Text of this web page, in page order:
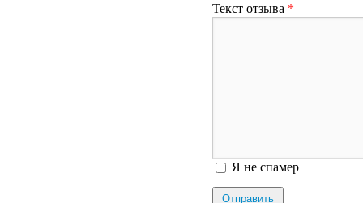
Текст отзыва *
Я спамер
Я не спамер